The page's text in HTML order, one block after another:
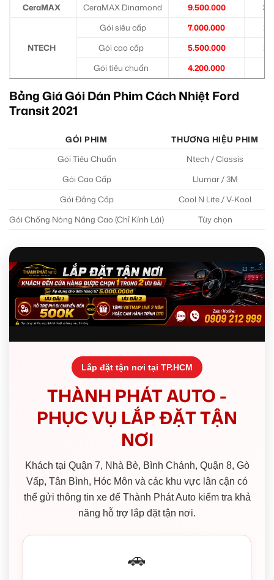
CeraMAX
CeraMAX Dinamond 9.500.000
NTECH
Gói siêu cấp 7.000.000
Gói cao cấp
5.500.000
Gói tiêu chuẩn
4.200.000
Bảng Giá Gói Dán Phim Cách Nhiệt Ford
Transit 2021
GÓI PHIM
THƯƠNG HIỆU PHIM
Gói Tiêu Chuẩn
Ntech / Classis
Gói Cao Cấp
Llumar / 3M
Gói Đẳng Cấp
Cool N Lite / V-Kool
Gói Chống Nóng Nâng Cao (Chỉ Kính Lái)
Tùy chọn
Lắp đặt tận nơi tại TP.HCM
THÀNH PHÁT AUTO -
PHỤC VỤ LẮP ĐẶT TẬN
NƠI
Khách tại Quận 7, Nhà Bè, Bình Chánh, Quận 8, Gò
Vấp, Tân Bình, Hóc Môn và các khu vực lân cận có
thể gửi thông tin xe để Thành Phát Auto kiểm tra khả
năng hỗ trợ lắp đặt tận nơi.
🚗